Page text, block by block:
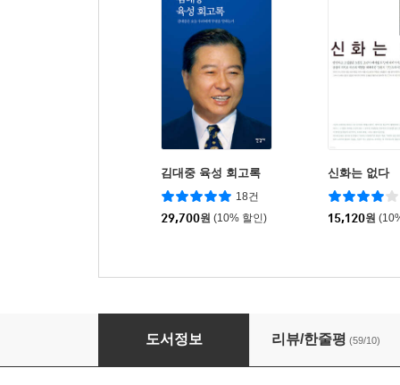
김대중 육성 회고록
18건
29,700원 (10% 할인)
신화는 없다
15,120원
김대중 자서전 세트
도서정보 리뷰/한줄평 (59/10)